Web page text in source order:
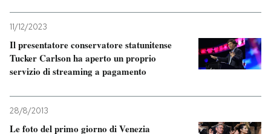
11/12/2023
Il presentatore conservatore statunitense
Tucker Carlson ha aperto un proprio
servizio di streaming a pagamento
28/8/2013
Le foto del primo giorno di Venezia